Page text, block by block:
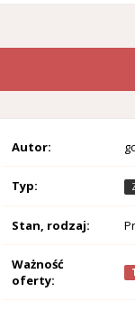
Autor:
Typ:
Stan, rodzaj:
Ważność
oferty: